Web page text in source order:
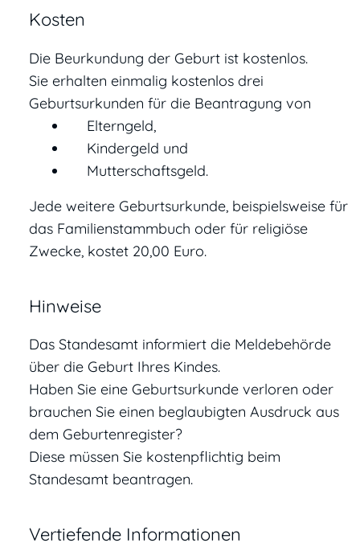
Kosten
Die Beurkundung der Geburt ist kostenlos.
Sie erhalten einmalig kostenlos drei
Geburtsurkunden für die Beantragung von
Elterngeld,
Kindergeld und
Mutterschaftsgeld.
Jede weitere Geburtsurkunde, beispielsweise für
das Familienstammbuch oder für religiöse
Zwecke, kostet 20,00 Euro.
Hinweise
Das Standesamt informiert die Meldebehörde
über die Geburt Ihres Kindes.
Haben Sie eine Geburtsurkunde verloren oder
brauchen Sie einen beglaubigten Ausdruck aus
dem Geburtenregister?
Diese müssen Sie kostenpflichtig beim
Standesamt beantragen.
Vertiefende Informationen